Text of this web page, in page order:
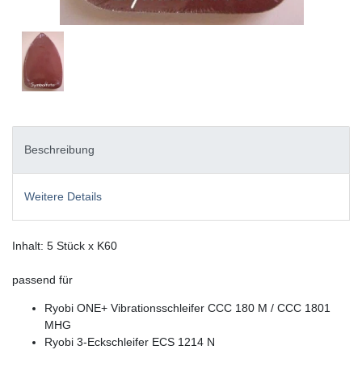
Beschreibung
Weitere Details
Inhalt: 5 Stück x K60
passend für
Ryobi ONE+ Vibrationsschleifer CCC 180 M / CCC 1801
MHG
Ryobi 3-Eckschleifer ECS 1214 N